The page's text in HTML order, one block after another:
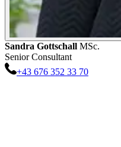
Sandra Gottschall MSc.
Senior Consultant
+43 676 352 33 70